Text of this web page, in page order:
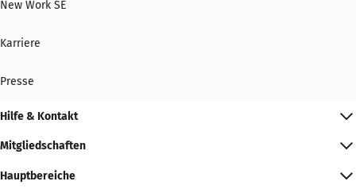
New Work SE
Karriere
Presse
Hilfe & Kontakt
Mitgliedschaften
Hauptbereiche